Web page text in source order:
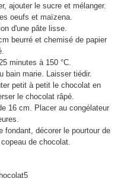
ajouter le sucre et mélanger.
oeufs et maïzena.
d'une pâte lisse.
beurré et chemisé de papier
minutes à 150 °C.
bain marie. Laisser tiédir.
petit à petit le chocolat en
le chocolat râpé.
16 cm. Placer au congélateur
fondant, décorer le pourtour de
de chocolat.